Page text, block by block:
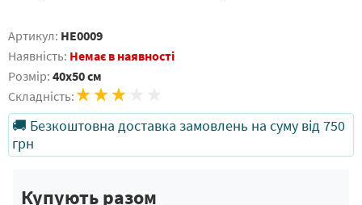
Артикул: HE0009
Наявність: Немає в наявності
Розмір: 40x50 см
Складність:
🚚 Безкоштовна доставка замовлень на суму від 750
грн
Купують разом